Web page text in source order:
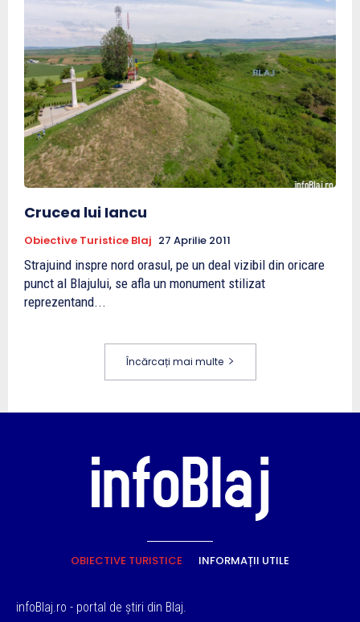
Crucea lui Iancu
Obiective Turistice Blaj 27 Aprilie 2011
Strajuind inspre nord orasul, pe un deal vizibil din oricare
punct al Blajului, se afla un monument stilizat
reprezentand...
Încărcați mai multe
OBIECTIVE TURISTICE INFORMAȚII UTILE
infoBlaj.ro - portal de știri din Blaj.